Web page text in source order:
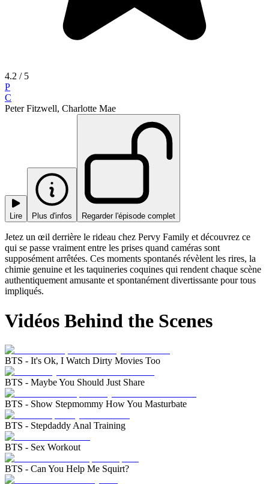
4.2 / 5
P
C
Peter Fitzwell, Charlotte Mae
Lire Plus d'infos Regarder l'épisode complet
Jetez un œil derrière le rideau chez Pervy Family et découvrez ce
qui se passe vraiment entre les prises quand caméras sont
supposément arrêtées. Ces moments spontanés révèlent les rires, la
chimie genuine et les taquineries coquines qui rendent chaque scène
authentiquement amusante et spontanément divertissante pour tous
impliqués.
Vidéos Behind the Scenes
BTS - It's Ok, I Watch Dirty Movies Too
BTS - Maybe You Should Just Share
BTS - Show Stepmommy How You Masturbate
BTS - Stepdaddy Anal Training
BTS - Sex Workout
BTS - Can You Help Me Squirt?